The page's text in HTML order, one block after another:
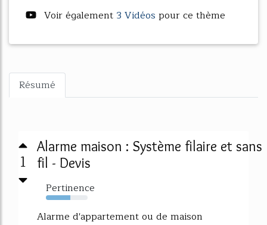
Voir également 3 Vidéos pour ce thème
Résumé
1
Alarme maison : Système filaire et sans
fil - Devis
Pertinence
59%
Alarme d'appartement ou de maison